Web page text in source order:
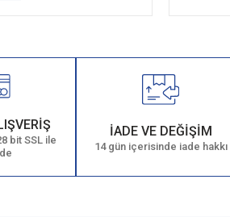
bit SSL ile
İADE VE DEĞİŞİM
14 gün içerisinde iade hakkı